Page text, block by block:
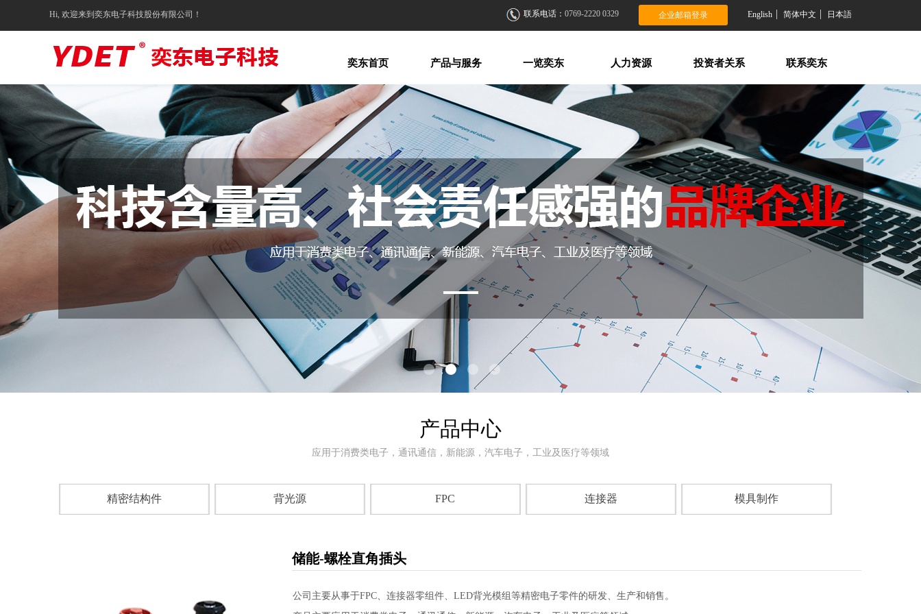
联系电话： 0769-2220 0329
Hi, 欢迎来到奕东电子科技股份有限公司！ 企业邮箱登录 English 简体中文 日本語
奕东首页 产品与服务 一览奕东 人力资源 投资者关系 联系奕东
产品中心
应用于消费类电子，通讯通信，新能源，汽车电子，工业及医疗等领域
精密结构件 背光源 FPC 连接器 模具制作
储能-螺栓直角插头
公司主要从事于FPC、连接器零组件、 LED背光模组等精密电子零件的研发、生产和销售。